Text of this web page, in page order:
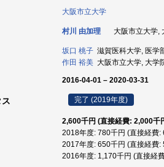
大阪市立大学
村川 由加理 大阪市立大学,
坂口 桃子 滋賀医科大学, 医学
作田 裕美 大阪市立大学, 大学
2016-04-01 – 2020-03-31
完了 (2019年度)
2,600千円 (直接経費: 2,000千
2018年度: 780千円 (直接経費
2017年度: 650千円 (直接経費
2016年度: 1,170千円 (直接経